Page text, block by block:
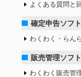
よくある質問と
確定申告ソフト
わくわく・らん
販売管理ソフト
わくわく販売管